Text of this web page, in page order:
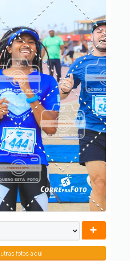
fotos aqui